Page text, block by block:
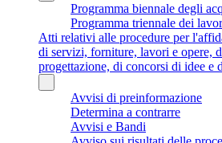
Programma biennale degli
Programma triennale dei
Atti relativi alle procedure per
di servizi, forniture, lavori e opere,
progettazione, di concorsi di idee e
Avvisi di preinformazione
Determina a contrarre
Avvisi e Bandi